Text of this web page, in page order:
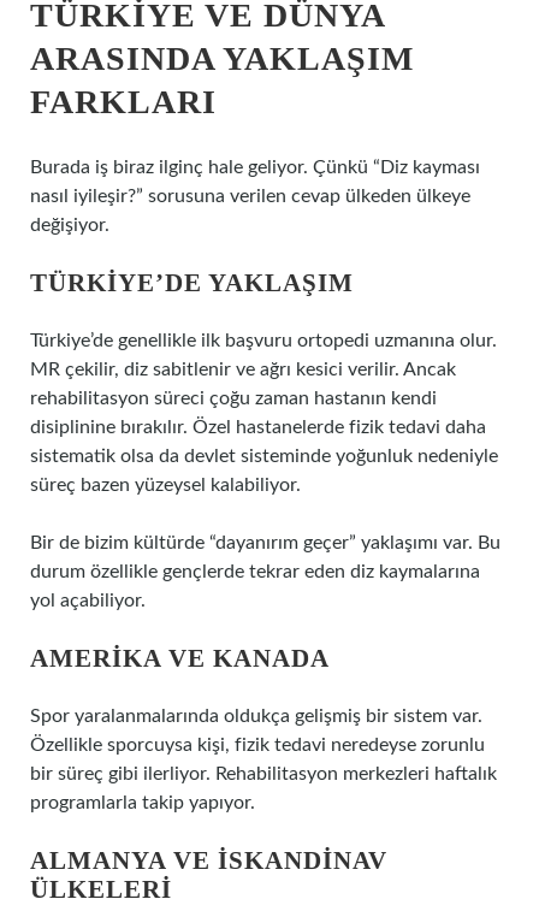
TÜRKIYE VE DÜNYA
ARASINDA YAKLAŞIM
FARKLARI
Burada iş biraz ilginç hale geliyor. Çünkü “Diz kayması
nasıl iyileşir?” sorusuna verilen cevap ülkeden ülkeye
değişiyor.
TÜRKIYE’DE YAKLAŞIM
Türkiye’de genellikle ilk başvuru ortopedi uzmanına olur.
MR çekilir, diz sabitlenir ve ağrı kesici verilir. Ancak
rehabilitasyon süreci çoğu zaman hastanın kendi
disiplinine bırakılır. Özel hastanelerde fizik tedavi daha
sistematik olsa da devlet sisteminde yoğunluk nedeniyle
süreç bazen yüzeysel kalabiliyor.
Bir de bizim kültürde “dayanırım geçer” yaklaşımı var. Bu
durum özellikle gençlerde tekrar eden diz kaymalarına
yol açabiliyor.
AMERIKA VE KANADA
Spor yaralanmalarında oldukça gelişmiş bir sistem var.
Özellikle sporcuysa kişi, fizik tedavi neredeyse zorunlu
bir süreç gibi ilerliyor. Rehabilitasyon merkezleri haftalık
programlarla takip yapıyor.
ALMANYA VE İSKANDINAV
ÜLKELERI